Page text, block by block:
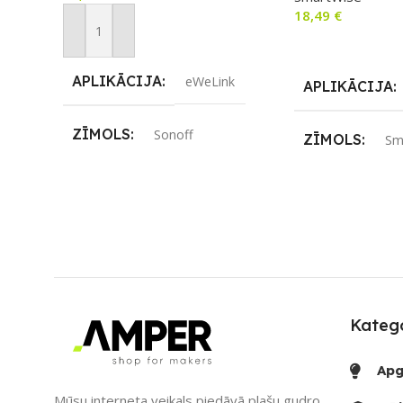
Pievienot Grozam
APLIKĀCIJA eWeLink
ZĪMOLS Sonoff
18,49 €
APLIKĀCIJA
ZĪMOLS
SKAITS